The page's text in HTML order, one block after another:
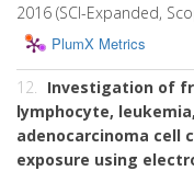
2016 (SCI-Expanded,
PlumX Metrics
12.
Investigation of
lymphocyte,
adenocarcinoma cell
exposure using